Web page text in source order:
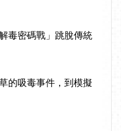
毒密碼戰」跳脫傳統
的吸毒事件，到模擬